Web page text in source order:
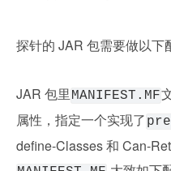
探针的 JAR 包需要做以下
JAR 包里 MANIFEST.MF
属性，指定一个实现了
define-Classes 和 Can-